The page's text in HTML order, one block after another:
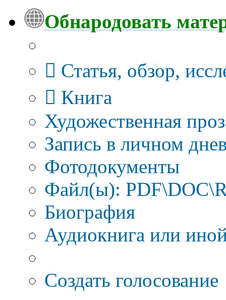
Обнародовать
Статья, обзор,
Книга
Художественная
Запись в личном
Фотодокументы
Файл(ы):
Биография
Аудиокнига или
Создать голосование